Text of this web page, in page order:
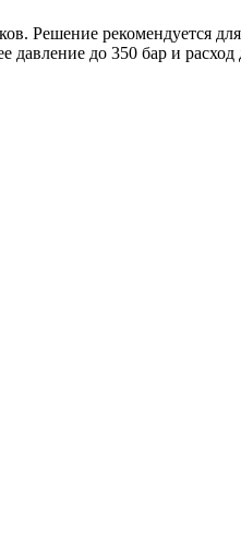
Решение рекомендуется
до 350 бар и расход